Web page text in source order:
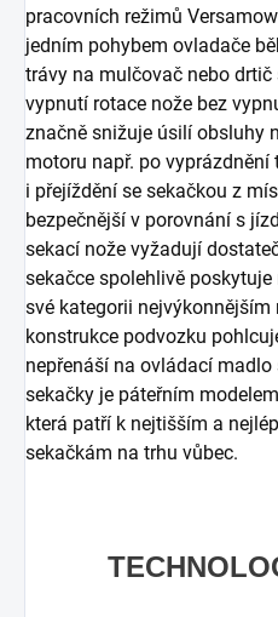
pracovních režimů
jedním pohybem ovladače
trávy na mulčovač nebo
vypnutí rotace nože bez
značně snižuje úsilí obsluhy
motoru např. po
i přejíždění se sekačkou z
bezpečnější v porovnání s
sekací nože vyžadují
sekačce spolehlivě poskytuje
své kategorii nejvýkonnějším
konstrukce podvozku
nepřenáší na ovládací madlo
sekačky je páteřním
která patří k nejtišším a
sekačkám na trhu vůbec.